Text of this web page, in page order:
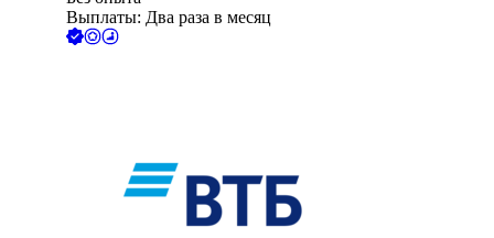
Выплаты: Два раза в месяц